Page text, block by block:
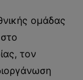
ομάδας
τον